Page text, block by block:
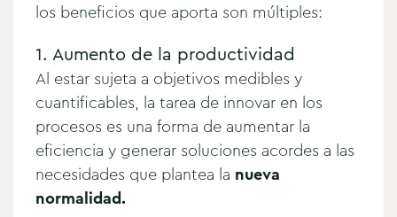
los beneficios que aporta son múltiples:
1. Aumento de la productividad
Al estar sujeta a objetivos medibles y
cuantificables, la tarea de innovar en los
procesos es una forma de aumentar la
eficiencia y generar soluciones acordes a las
necesidades que plantea la nueva
normalidad.